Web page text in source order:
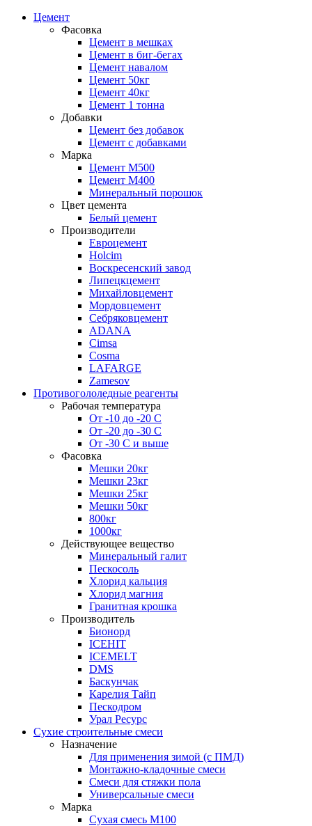
Цемент
Фасовка
Цемент в мешках
Цемент в биг-бегах
Цемент навалом
Цемент 50кг
Цемент 40кг
Цемент 1 тонна
Добавки
Цемент без добавок
Цемент с добавками
Марка
Цемент М500
Цемент М400
Минеральный порошок
Цвет цемента
Белый цемент
Производители
Евроцемент
Holcim
Воскресенский завод
Липецкцемент
Михайловцемент
Мордовцемент
Себряковцемент
ADANA
Cimsa
Cosma
LAFARGE
Zamesov
Противогололедные реагенты
Рабочая температура
От -10 до -20 С
От -20 до -30 С
От -30 С и выше
Фасовка
Мешки 20кг
Мешки 23кг
Мешки 25кг
Мешки 50кг
800кг
1000кг
Действующее вещество
Минеральный галит
Пескосоль
Хлорид кальция
Хлорид магния
Гранитная крошка
Производитель
Бионорд
ICEHIT
ICEMELT
DMS
Баскунчак
Карелия Тайп
Пескодром
Урал Ресурс
Сухие строительные смеси
Назначение
Для применения зимой (с ПМД)
Монтажно-кладочные смеси
Смеси для стяжки пола
Универсальные смеси
Марка
Сухая смесь М100